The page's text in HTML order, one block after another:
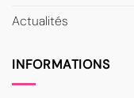
Actualités
INFORMATIONS